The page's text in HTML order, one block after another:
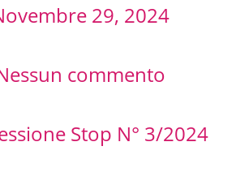
29, 2024
commento
Stop N° 3/2024